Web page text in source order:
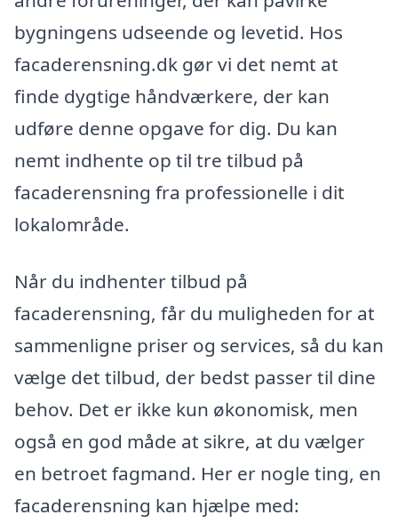
bygningens udseende og levetid. Hos
facaderensning.dk gør vi det nemt at
finde dygtige håndværkere, der kan
udføre denne opgave for dig. Du kan
nemt indhente op til tre tilbud på
facaderensning fra professionelle i dit
lokalområde.
Når du indhenter tilbud på
facaderensning, får du muligheden for at
sammenligne priser og services, så du kan
vælge det tilbud, der bedst passer til dine
behov. Det er ikke kun økonomisk, men
også en god måde at sikre, at du vælger
en betroet fagmand. Her er nogle ting, en
facaderensning kan hjælpe med: